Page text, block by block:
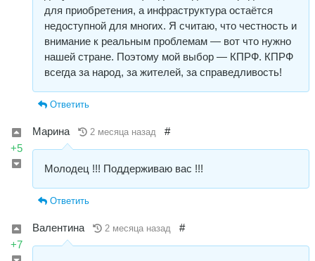
для приобретения, а инфраструктура остаётся
недоступной для многих. Я считаю, что честность и
внимание к реальным проблемам — вот что нужно
нашей стране. Поэтому мой выбор — КПРФ. КПРФ
всегда за народ, за жителей, за справедливость!
Ответить
+5
Марина 2 месяца назад #
Молодец !!! Поддерживаю вас !!!
Ответить
+7
Валентина 2 месяца назад #